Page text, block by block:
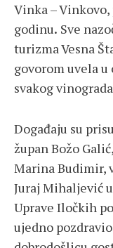
Vinka –
godinu. Sve
turizma Vesna
govorom uvela
svakog
Događaju su
župan Božo
Marina Budimir,
Juraj Mihaljević
Uprave Iločkih
ujedno